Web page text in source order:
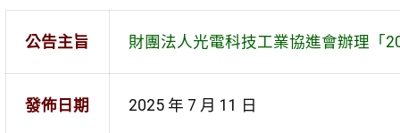
公告主旨 財團法人光電科技工業協進會辦理「
發佈日期 2025 年 7 月 11 日